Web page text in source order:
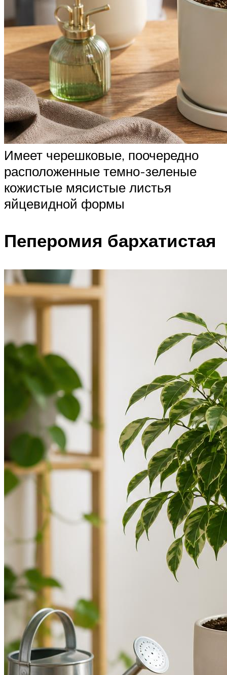
Имеет черешковые, поочередно
расположенные темно-зеленые
кожистые мясистые листья
яйцевидной формы
Пеперомия бархатистая